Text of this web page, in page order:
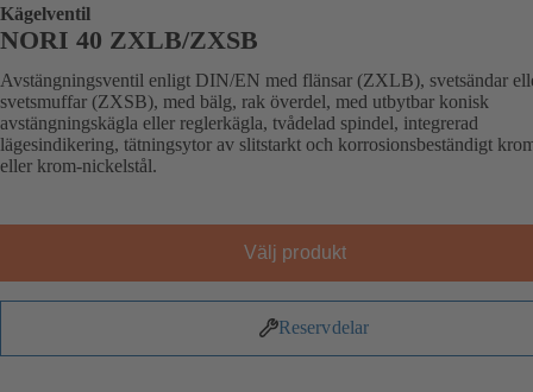
Kägelventil
NORI 40 ZXLB/ZXSB
Avstängningsventil enligt DIN/EN med flänsar (ZXLB), svetsändar
svetsmuffar (ZXSB), med bälg, rak överdel, med utbytbar konisk
avstängningskägla eller reglerkägla, tvådelad spindel, integrerad
lägesindikering, tätningsytor av slitstarkt och korrosionsbeständigt
eller krom-nickelstål.
Välj produkt
Reservdelar